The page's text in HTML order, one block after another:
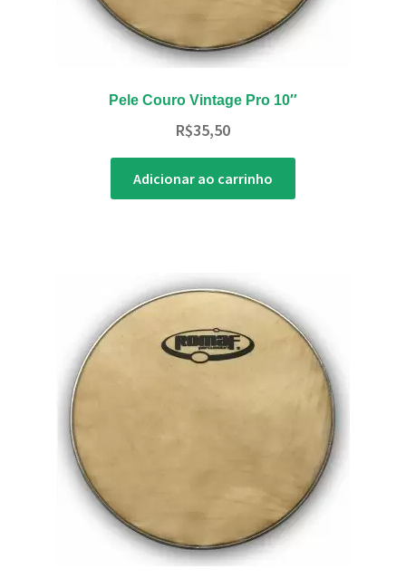
Pele Couro Vintage Pro 10″
R$35,50
Adicionar ao carrinho